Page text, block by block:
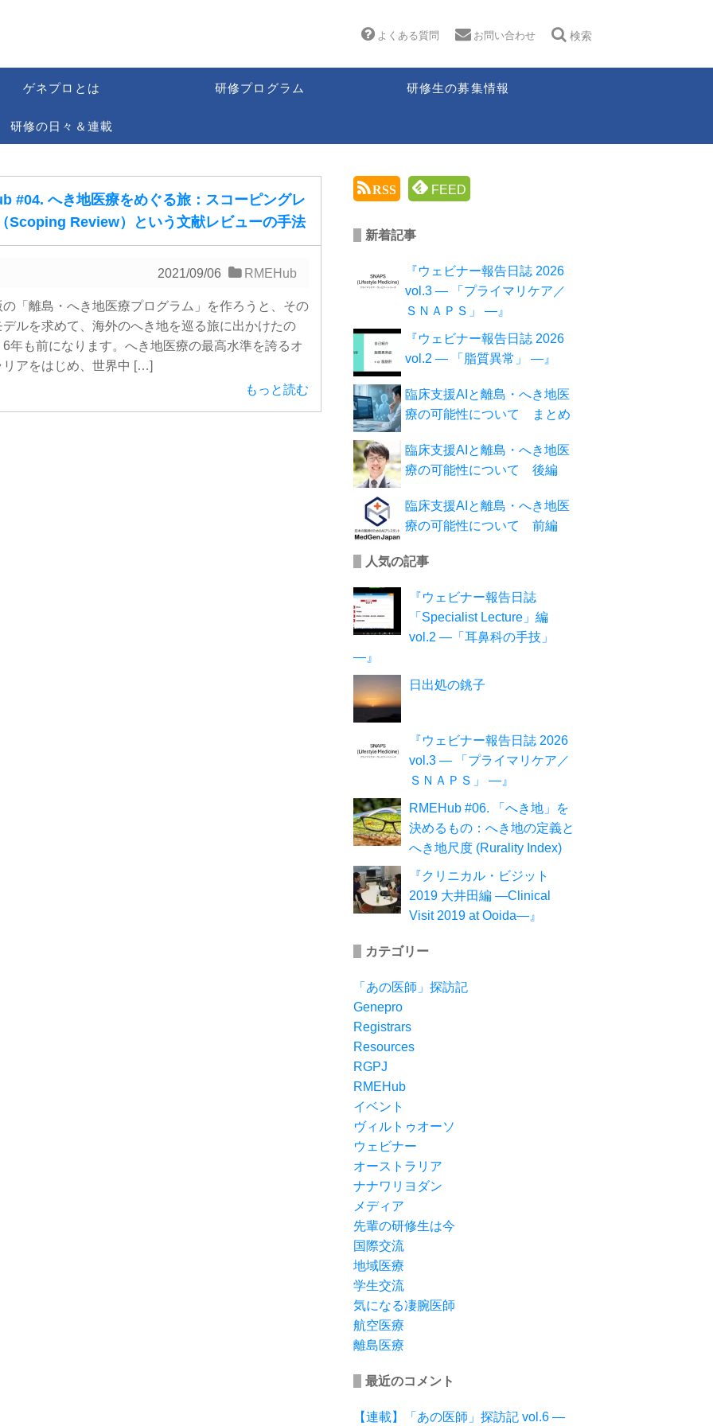
よくある質問 お問い合わせ 検索
ゲネプロとは 研修プログラム 研修生の募集情報
研修の日々＆連載
#04. へき地医療をめぐる旅：スコーピングレ
Scoping Review）という文献レビューの手法
2021/09/06 RMEHub
「離島・へき地医療プログラム」を作ろうと、その
デルを求めて、海外のへき地を巡る旅に出かけたの
年も前になります。へき地医療の最高水準を誇るオ
リアをはじめ、世界中 […]
もっと読む
RSS FEED
新着記事
『ウェビナー報告日誌 2026
vol.3 ― 「プライマリケア／
ＳＮＡＰＳ」 ―』
『ウェビナー報告日誌 2026
vol.2 ― 「脂質異常」 ―』
臨床支援AIと離島・へき地医
療の可能性について まとめ
臨床支援AIと離島・へき地医
療の可能性について 後編
臨床支援AIと離島・へき地医
療の可能性について 前編
人気の記事
『ウェビナー報告日誌
「Specialist Lecture」編
vol.2 ―「耳鼻科の手技」
―』
日出処の銚子
『ウェビナー報告日誌 2026
vol.3 ― 「プライマリケア／
ＳＮＡＰＳ」 ―』
RMEHub #06. 「へき地」を
決めるもの：へき地の定義と
へき地尺度 (Rurality Index)
『クリニカル・ビジット
2019 大井田編 ―Clinical
Visit 2019 at Ooida―』
カテゴリー
「あの医師」探訪記
Genepro
Registrars
Resources
RGPJ
RMEHub
イベント
ヴィルトゥオーソ
ウェビナー
オーストラリア
ナナワリヨダン
メディア
先輩の研修生は今
国際交流
地域医療
学生交流
気になる凄腕医師
航空医療
離島医療
最近のコメント
【連載】「あの医師」探訪記 vol.6 ―